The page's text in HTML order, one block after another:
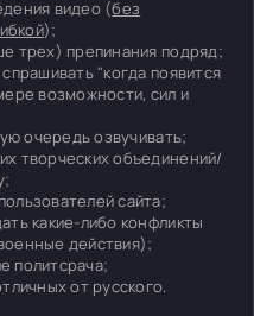
видео (без
);
трех) препинания подряд;
"когда появится
возможности, сил и
очередь озвучивать;
творческих объединений/
сайта;
какие-либо конфликты
действия);
политсрача;
от русского.